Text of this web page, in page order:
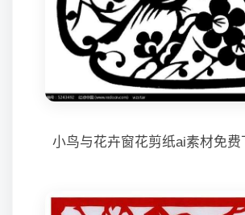
小鸟与花卉窗花剪纸ai素材免费